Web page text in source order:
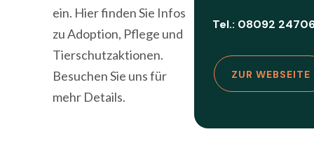
ein. Hier finden Sie Infos
zu Adoption, Pflege und
Tierschutzaktionen.
Besuchen Sie uns für
mehr Details.
Tel.: 08092
ZUR WEBSEITE